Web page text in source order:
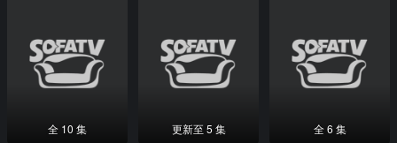
全 10 集 更新至 5 集 全 6 集